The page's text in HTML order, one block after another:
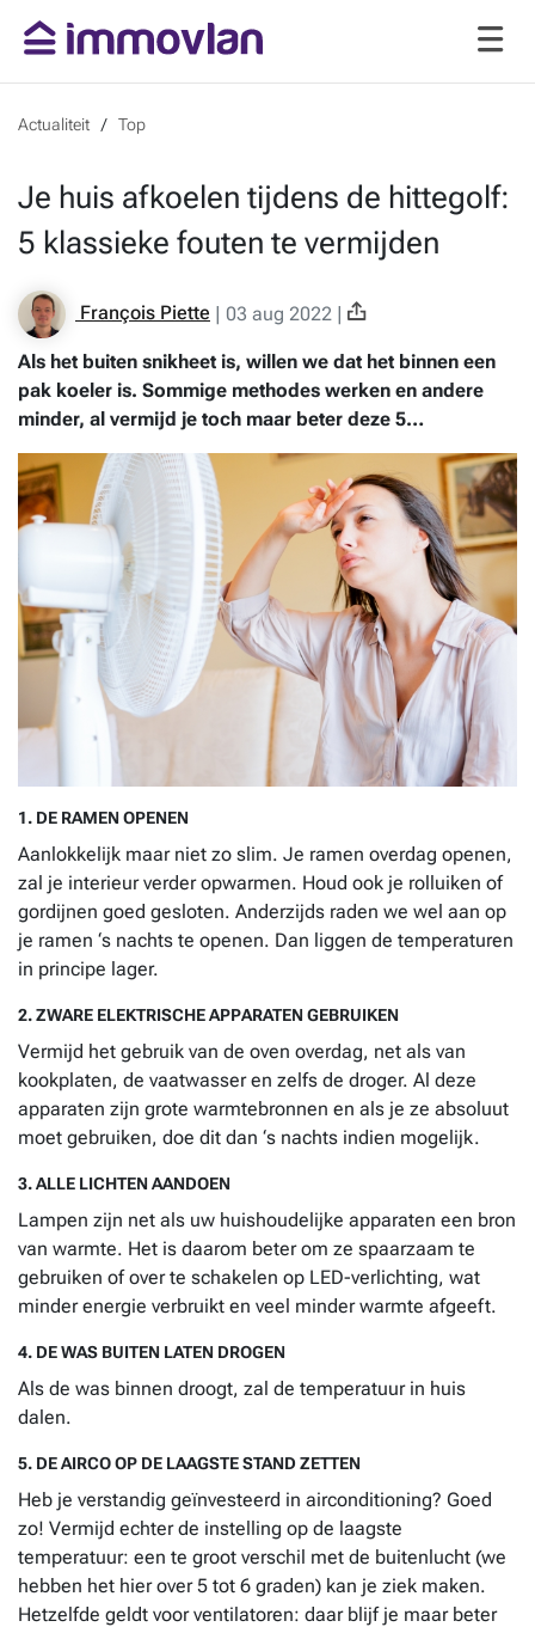
Actualiteit Top
Je huis afkoelen tijdens de hittegolf:
5 klassieke fouten te vermijden
François Piette | 03 aug 2022 |
Als het buiten snikheet is, willen we dat het binnen een
pak koeler is. Sommige methodes werken en andere
minder, al vermijd je toch maar beter deze 5…
1. DE RAMEN OPENEN
Aanlokkelijk maar niet zo slim. Je ramen overdag openen,
zal je interieur verder opwarmen. Houd ook je rolluiken of
gordijnen goed gesloten. Anderzijds raden we wel aan op
je ramen ‘s nachts te openen. Dan liggen de temperaturen
in principe lager.
2. ZWARE ELEKTRISCHE APPARATEN GEBRUIKEN
Vermijd het gebruik van de oven overdag, net als van
kookplaten, de vaatwasser en zelfs de droger. Al deze
apparaten zijn grote warmtebronnen en als je ze absoluut
moet gebruiken, doe dit dan ‘s nachts indien mogelijk.
3. ALLE LICHTEN AANDOEN
Lampen zijn net als uw huishoudelijke apparaten een bron
van warmte. Het is daarom beter om ze spaarzaam te
gebruiken of over te schakelen op LED-verlichting, wat
minder energie verbruikt en veel minder warmte afgeeft.
4. DE WAS BUITEN LATEN DROGEN
Als de was binnen droogt, zal de temperatuur in huis
dalen.
5. DE AIRCO OP DE LAAGSTE STAND ZETTEN
Heb je verstandig geïnvesteerd in airconditioning? Goed
zo! Vermijd echter de instelling op de laagste
temperatuur: een te groot verschil met de buitenlucht (we
hebben het hier over 5 tot 6 graden) kan je ziek maken.
Hetzelfde geldt voor ventilatoren: daar blijf je maar beter